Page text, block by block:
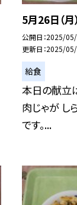
5月26日（月
公開日 2025/
更新日 2025/
給食
本日の献立
肉じゃが し
です。...